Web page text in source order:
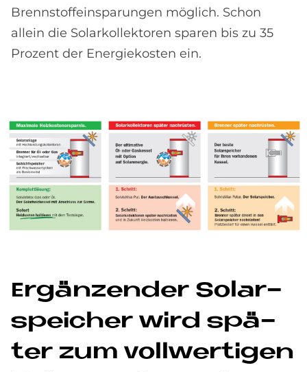
Brennstoffeinsparungen möglich. Schon
allein die Solarkollektoren sparen bis zu 35
Prozent der Energiekosten ein.
Er­gän­zen­der So­lar­
spei­cher wird spä­
ter zum voll­wer­ti­gen